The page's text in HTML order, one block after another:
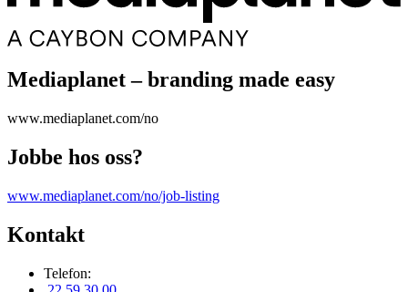
Mediaplanet – branding made easy
www.mediaplanet.com/no
Jobbe hos oss?
www.mediaplanet.com/no/job-listing
Kontakt
Telefon: